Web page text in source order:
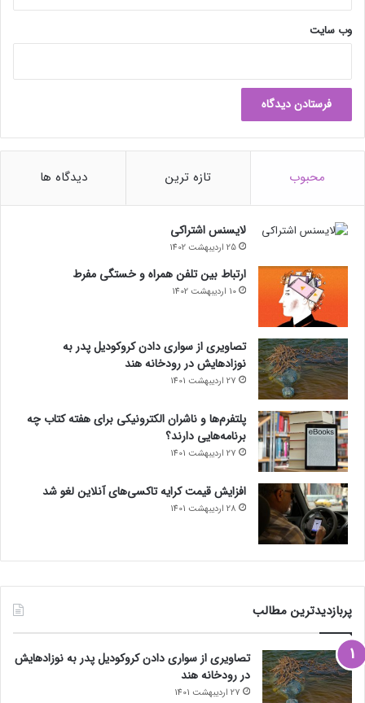
وب‌ سایت
محبوب تازه ترین دیدگاه ها
لایسنس اشتراکی
25 اردیبهشت 1402
ارتباط بین تلفن همراه و خستگی مفرط
10 اردیبهشت 1402
تصاویری از سواری دادن کروکودیل پدر به
نوزادهایش در رودخانه هند
27 اردیبهشت 1401
پلتفرم‌ها و ناشران الکترونیکی برای هفته کتاب چه
برنامه‌هایی دارند؟
27 اردیبهشت 1401
افزایش قیمت کرایه تاکسی‌های آنلاین لغو شد
28 اردیبهشت 1401
پربازدیدترین مطالب
تصاویری از سواری دادن کروکودیل پدر به نوزادهایش
در رودخانه هند
27 اردیبهشت 1401